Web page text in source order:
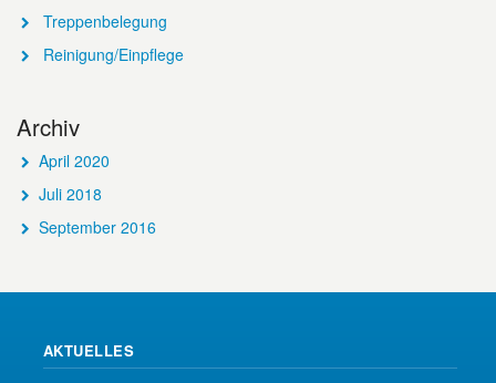
Treppenbelegung
Reinigung/Einpflege
Archiv
April 2020
Juli 2018
September 2016
AKTUELLES